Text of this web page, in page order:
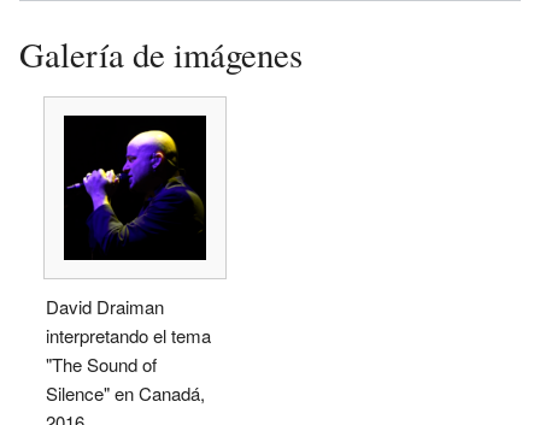
Galería de imágenes
David Draiman
interpretando el tema
"The Sound of
Silence" en Canadá,